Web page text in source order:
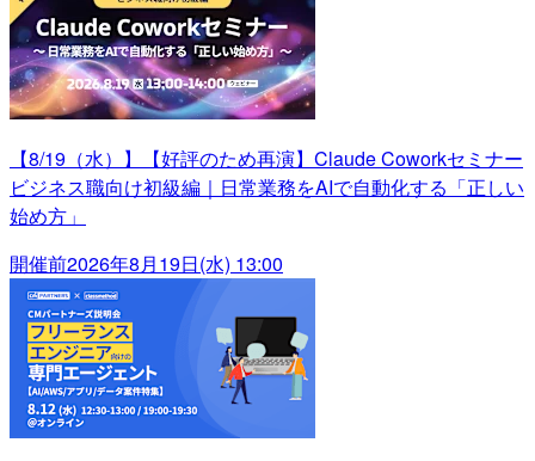
【8/19（水）】【好評のため再演】Claude Coworkセミナー
ビジネス職向け初級編｜日常業務をAIで自動化する「正しい
始め方」
開催前2026年8月19日(水) 13:00